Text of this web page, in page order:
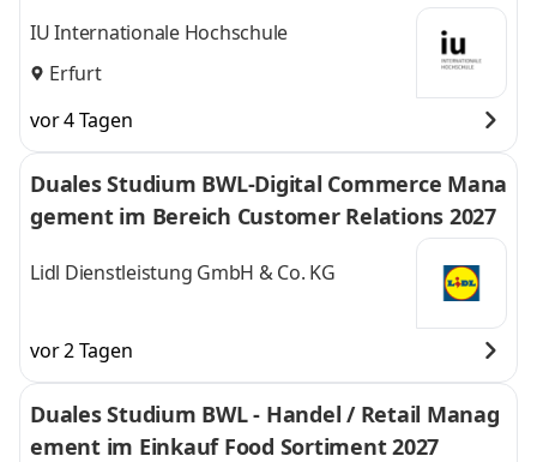
IU Internationale Hochschule
Erfurt
vor 4 Tagen
Duales Studium BWL-Digital Commerce Mana
gement im Bereich Customer Relations 2027
Lidl Dienstleistung GmbH & Co. KG
vor 2 Tagen
Duales Studium BWL - Handel / Retail Manag
ement im Einkauf Food Sortiment 2027